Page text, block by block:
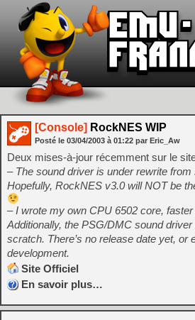
[Console] RockNES WIP
Posté le 03/04/2003 à 01:22 par Eric_Aw
Deux mises-à-jour récemment sur le
– The sound driver is under rewrite
Hopefully, RockNES v3.0 will NOT be
– I wrote my own CPU 6502 core, faster
Additionally, the PSG/DMC sound
scratch. There’s no release date yet, or
development.
Site Officiel
En savoir plus…